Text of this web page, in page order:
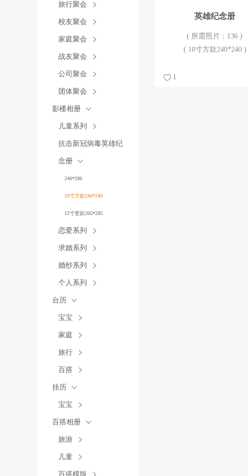
旅行聚会
校友聚会
家庭聚会
战友聚会
公司聚会
团体聚会
影楼相册
儿童系列
抗击新冠病毒英雄纪
念册
246*286
10寸方款240*240
12寸竖款205*285
恋爱系列
求婚系列
婚纱系列
个人系列
台历
宝宝
家庭
旅行
百搭
挂历
宝宝
百搭相册
旅游
儿童
百搭模版
英雄纪念册
( 所需照片：136 )
( 10寸方款240*240 )
1